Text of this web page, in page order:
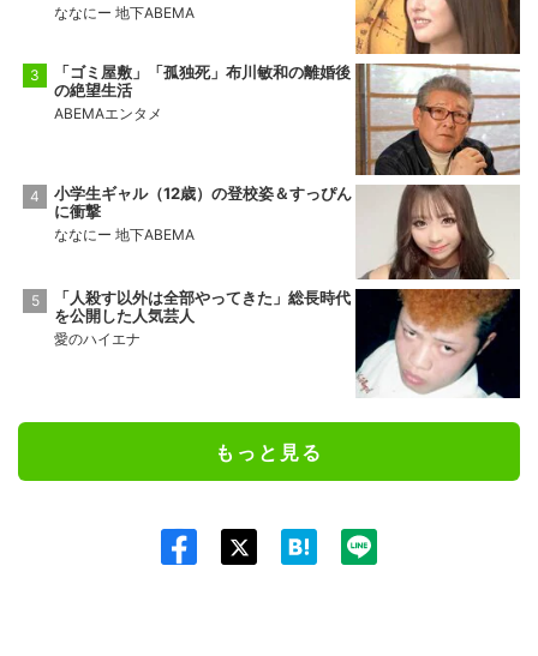
ななにー 地下ABEMA
「ゴミ屋敷」「孤独死」布川敏和の離婚後
の絶望生活
ABEMAエンタメ
小学生ギャル（12歳）の登校姿＆すっぴん
に衝撃
ななにー 地下ABEMA
「人殺す以外は全部やってきた」総長時代
を公開した人気芸人
愛のハイエナ
もっと見る